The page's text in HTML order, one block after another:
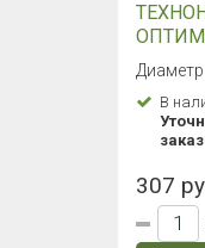
2000
В
307